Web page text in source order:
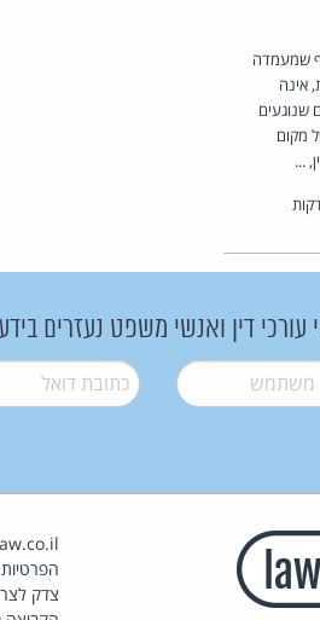
שמעמדה
אינה
שנוגעים
מקום
...
עורכי דין ואנשי משפט נעזרים
* דואל*
הפרטיות
צדק